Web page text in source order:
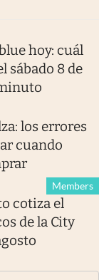
hoy: cuál
sábado 8 de
los errores
cuando
Members
cotiza el
de la City